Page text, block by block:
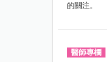
的關注。
醫師專欄